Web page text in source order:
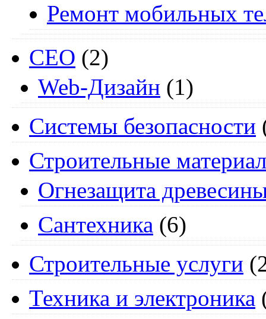
Ремонт мобильных
СЕО (2)
Web-Дизайн (1)
Системы безопасности
Строительные
Огнезащита
Сантехника (6)
Строительные услуги
Техника и электроника